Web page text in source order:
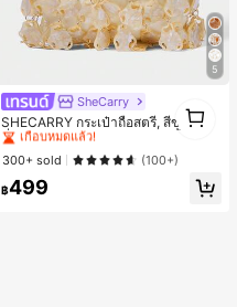
5
SheCarry
SHECARRY กระเป๋าถือสตรี, สีขาว, แฟ
ชั่น, สง่างาม, วันหยุด, งานปาร์ตี้
#1 ขายดี
เกือบหมดแล้ว!
#1 ขายดี
เกือบหมดแล้ว!
#1 ขายดี
เกือบหมดแล้ว!
#1 ขายดี
ใน บรรยากาศฤดูร้อน กระเป๋าหูหิ้วด้านบนผู้หญิง
เกือบหมดแล้ว!
300+ sold (100+)
฿499